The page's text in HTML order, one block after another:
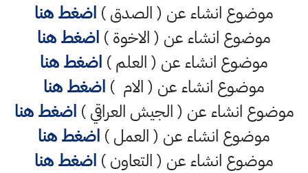
موضوع انشاء عن ( الصدق ) اضغط هنا
موضوع انشاء عن ( الاخوة ) اضغط هنا
موضوع انشاء عن ( العلم ) اضغط هنا
موضوع انشاء عن ( الام ) اضغط هنا
موضوع انشاء عن ( الجيش العراقي )اضغط هنا
موضوع انشاء عن ( العمل ) اضغط هنا
موضوع انشاء عن ( التعاون ) اضغط هنا